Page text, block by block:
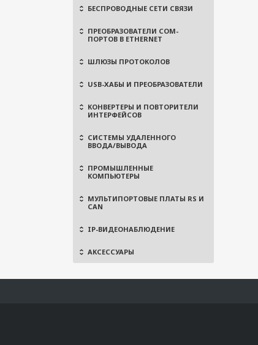
БЕСПРОВОДНЫЕ СЕТИ СВЯЗИ
ПРЕОБРАЗОВАТЕЛИ COM-
ПОРТОВ В ETHERNET
ШЛЮЗЫ ПРОТОКОЛОВ
USB-ХАБЫ И ПРЕОБРАЗОВАТЕЛИ
КОНВЕРТЕРЫ И ПОВТОРИТЕЛИ
ИНТЕРФЕЙСОВ
СИСТЕМЫ УДАЛЕННОГО
ВВОДА/ВЫВОДА
ПРОМЫШЛЕННЫЕ
КОМПЬЮТЕРЫ
МУЛЬТИПОРТОВЫЕ ПЛАТЫ RS И
CAN
IP-ВИДЕОНАБЛЮДЕНИЕ
АКСЕССУАРЫ